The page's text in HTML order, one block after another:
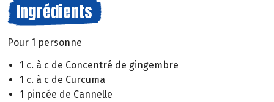
Ingrédients
Pour 1 personne
1 c. à c de Concentré de gingembre
1 c. à c de Curcuma
1 pincée de Cannelle